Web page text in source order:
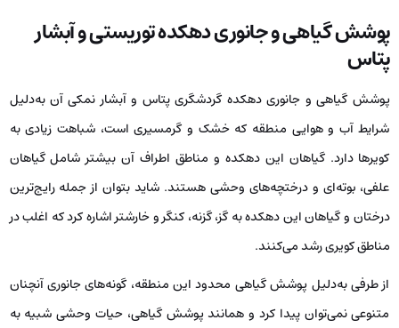
پوشش گیاهی و جانوری دهکده توریستی و آبشار
پتاس
پوشش گیاهی و جانوری دهکده گردشگری پتاس و آبشار نمکی آن به‌دلیل
شرایط آب و هوایی منطقه که خشک و گرمسیری است، شباهت زیادی به
کویرها دارد. گیاهان این دهکده و مناطق اطراف آن بیشتر شامل گیاهان
علفی، بوته‌ای و درختچه‌های وحشی هستند. شاید بتوان از جمله رایج‌ترین
درختان و گیاهان این دهکده به گز، گزنه، کنگر و خارشتر اشاره کرد که اغلب در
مناطق کویری رشد می‌کنند.
از طرفی به‌دلیل پوشش گیاهی محدود این منطقه، گونه‌های جانوری آنچنان
متنوعی نمی‌توان پیدا کرد و همانند پوشش گیاهی، حیات وحشی شبیه به